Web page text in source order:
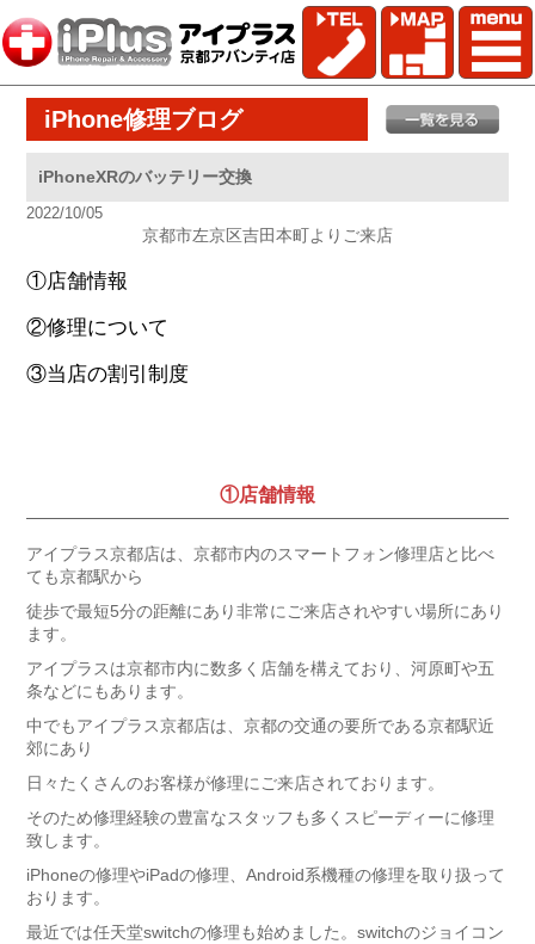
iPhone修理ブログ
iPhoneXRのバッテリー交換
2022/10/05
京都市左京区吉田本町よりご来店
①店舗情報
②修理について
③当店の割引制度
①店舗情報
アイプラス京都店は、京都市内のスマートフォン修理店と比べ
ても京都駅から
徒歩で最短5分の距離にあり非常にご来店されやすい場所にあり
ます。
アイプラスは京都市内に数多く店舗を構えており、河原町や五
条などにもあります。
中でもアイプラス京都店は、京都の交通の要所である京都駅近
郊にあり
日々たくさんのお客様が修理にご来店されております。
そのため修理経験の豊富なスタッフも多くスピーディーに修理
致します。
iPhoneの修理やiPadの修理、Android系機種の修理を取り扱って
おります。
最近では任天堂switchの修理も始めました。switchのジョイコン